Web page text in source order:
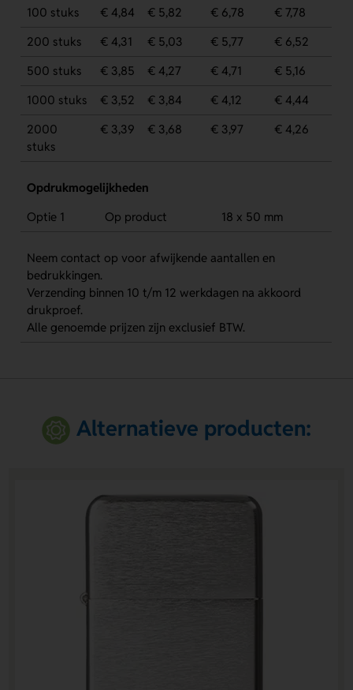
100 stuks € 4,84 € 5,82 € 6,78
€ 7,78
200 stuks
€ 4,31 € 5,03 € 5,77
€ 6,52
500 stuks
€ 3,85 € 4,27 € 4,71
€ 5,16
1000 stuks
€ 3,52 € 3,84 € 4,12
€ 4,44
2000
stuks
€ 3,39 € 3,68 € 3,97 € 4,26
Opdrukmogelijkheden
Optie 1
Op product 18 x 50 mm
Neem contact op voor afwijkende aantallen en
bedrukkingen.
Verzending binnen 10 t/m 12 werkdagen na akkoord
drukproef.
Alle genoemde prijzen zijn exclusief BTW.
Alternatieve producten: